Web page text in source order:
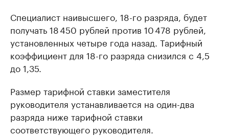
Специалист наивысшего, 18-го разряда, будет
получать 18 450 рублей против 10 478 рублей,
установленных четыре года назад. Тарифный
коэффициент для 18-го разряда снизился с 4,5
до 1,35.
Размер тарифной ставки заместителя
руководителя устанавливается на один-два
разряда ниже тарифной ставки
соответствующего руководителя.